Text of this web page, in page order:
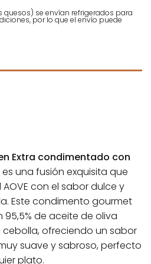
se envían refrigerados para
por lo que el envío puede
Extra condimentado con
una fusión exquisita que
con el sabor dulce y
Este condimento gourmet
de aceite de oliva
cebolla, ofreciendo un sabor
suave y sabroso, perfecto
plato.